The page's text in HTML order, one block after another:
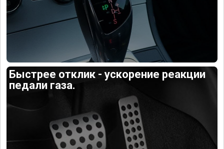
Быстрее отклик - ускорение реакции
педали газа.